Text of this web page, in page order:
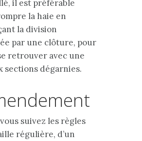
il est préférable
la haie en
la division
par une clôture, pour
retrouver avec une
sections dégarnies.
suivez les règles
régulière, d’un